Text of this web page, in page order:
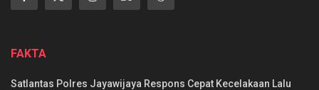
FAKTA
Satlantas Polres Jayawijaya Respons Cepat Kecelakaan Lalu